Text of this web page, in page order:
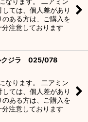
ては、個人差があり
ある方は、ご購入を
注意しております
クジラ 025/078
なります。 二アミン
ては、個人差があり
ある方は、ご購入を
注意しております